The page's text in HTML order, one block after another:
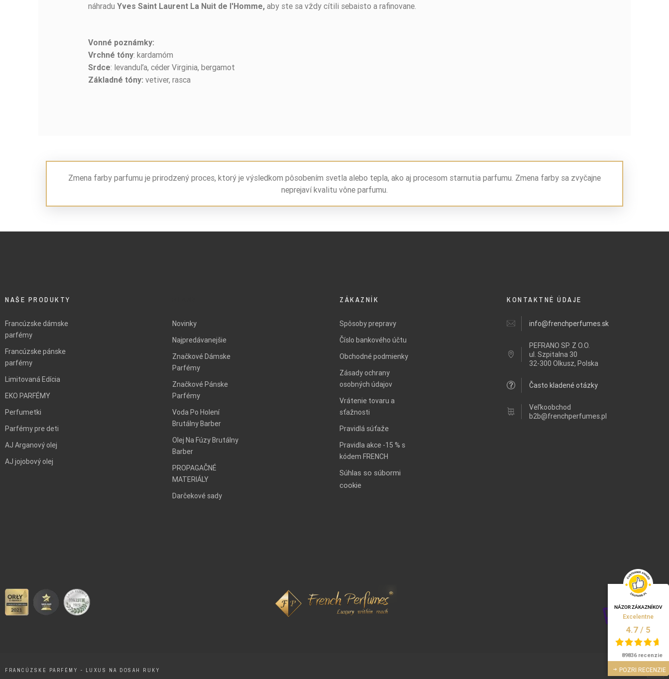
náhraduYves Saint Laurent La Nuit de l'Homme, aby ste sa vždy cítili sebaisto a rafinovane.
Vonné poznámky:
Vrchné tóny: kardamóm
Srdce: levanduľa, céder Virginia, bergamot
Základné tóny: vetiver, rasca
Zmena farby parfumu je prirodzený proces, ktorý je výsledkom pôsobením svetla alebo tepla, ako aj procesom starnutia parfumu. Zmena farby sa zvyčajne
neprejaví kvalitu vône parfumu.
NAŠE PRODUKTY
Francúzske dámske
parfémy
Francúzske pánske
parfémy
Limitovaná Edícia
EKO PARFÉMY
Perfumetki
Parfémy pre deti
AJ Arganový olej
AJ jojobový olej
Novinky
Najpredávanejšie
Značkové Dámske
Parfémy
Značkové Pánske
Parfémy
Voda Po Holení
Brutálny Barber
Olej Na Fúzy Brutálny
Barber
PROPAGAČNÉ
MATERIÁLY
Darčekové sady
ZÁKAZNÍK
Spôsoby prepravy
Číslo bankového účtu
Obchodné podmienky
Zásady ochrany
osobných údajov
Vrátenie tovaru a
sťažnosti
Pravidlá súťaže
Pravidla akce -15 % s
kódem FRENCH
Súhlas so súbormi
cookie
KONTAKTNÉ ÚDAJE
info@frenchperfumes.sk
PEFRANO SP. Z O.O.
ul. Szpitalna 30
32-300 Olkusz, Polska
Často kladené otázky
Veľkoobchod
b2b@frenchperfumes.pl
FRANCÚZSKE PARFÉMY - LUXUS NA DOSAH RUKY
NÁZOR ZÁKAZNÍKOV
Excelentne
4.7 / 5
89836 recenzie
POZRI RECENZIE